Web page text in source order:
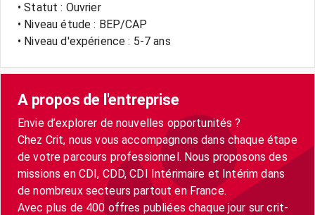
• Statut : Ouvrier
• Niveau étude : BEP/CAP
• Niveau d'expérience : 5-7 ans
A propos de l'entreprise
Envie d’explorer de nouvelles opportunités ?
Chez Crit, nous vous accompagnons dans chaque étape
de votre parcours professionnel. Nous proposons des
missions en CDI, CDD, CDI Intérimaire et Intérim dans
de nombreux secteurs partout en France.
Avec plus de 400 offres publiées chaque jour sur crit-